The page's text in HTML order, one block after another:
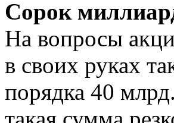
Сорок
На вопросы
в своих руках
порядка 40